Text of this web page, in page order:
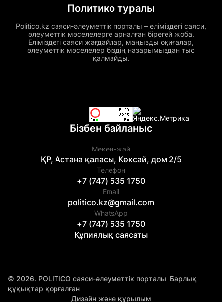
Политико туралы
Politico.kz саяси-әлеуметтік порталы – еліміздегі саяси,
әлеуметтік мәселелерге арналған бірегей жоба.
Еліміздегі саяси жағдайлар, маңызды оқиғалар,
әлеуметтік мәселелер біздің назарымыздан тыс
қалмайды.
Бізбен байланыс
Мекен-жай
ҚР, Астана қаласы, Көксай, дом 2/5
Телефон
+7 (747) 535 1750
Email
politico.kz@gmail.com
WhatsApp
+7 (747) 535 1750
Құпиялық саясаты
© 2026. POLITICO саяси-әлеуметтік порталы. Барлық
құқықтар қорғалған
Дизайн және құрылым